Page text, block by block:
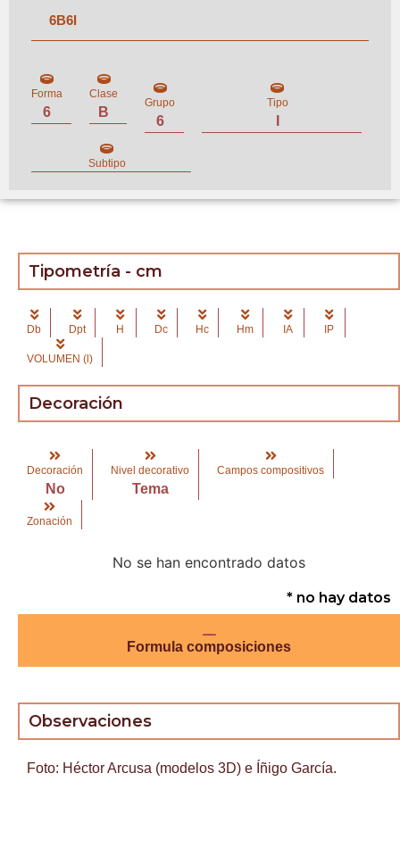
6B6I
Forma
6
Clase
B
Grupo
6
Tipo
Subtipo
Tipometría - cm
Db Dpt H Dc Hc Hm IA IP
VOLUMEN (l)
Decoración
Decoración
No
Nivel decorativo
Tema
Campos compositivos
Zonación
No se han encontrado datos
* no hay datos
Formula composiciones
Observaciones
Foto: Héctor Arcusa (modelos 3D) e Íñigo García.